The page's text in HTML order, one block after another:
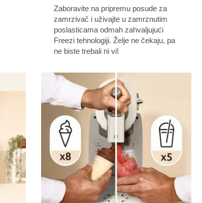
Zaboravite na pripremu posude za
zamrzivač i uživajte u zamrznutim
poslasticama odmah zahvaljujući
Freezi tehnologiji. Želje ne čekaju, pa
ne biste trebali ni vi!